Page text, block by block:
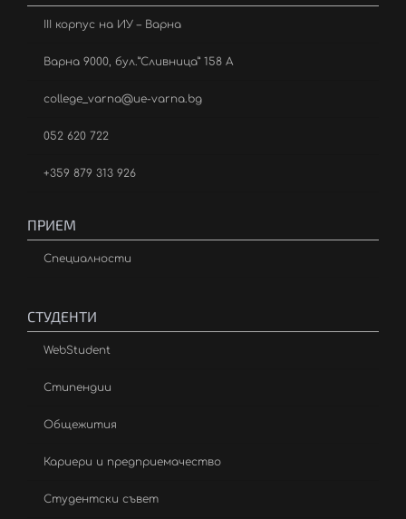
III корпус на ИУ – Варна
Варна 9000, бул.”Сливница” 158 А
college_varna@ue-varna.bg
052 620 722
+359 879 313 926
ПРИЕМ
Специалности
СТУДЕНТИ
WebStudent
Стипендии
Общежития
Кариери и предприемачество
Студентски съвет